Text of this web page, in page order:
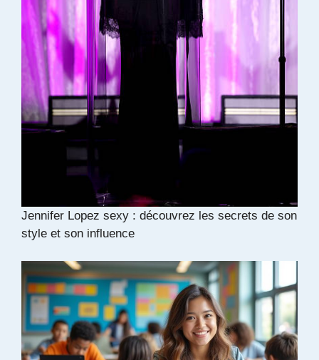
Jennifer Lopez sexy : découvrez les secrets de son
style et son influence